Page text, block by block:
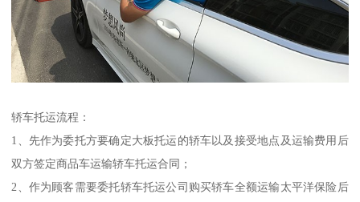
轿车托运流程：
1、先作为委托方要确定大板托运的轿车以及接受地点及运输费用后
双方签定商品车运输轿车托运合同；
2、作为顾客需要委托轿车托运公司购买轿车全额运输太平洋保险后